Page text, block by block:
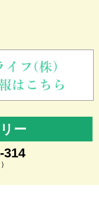
ー
314